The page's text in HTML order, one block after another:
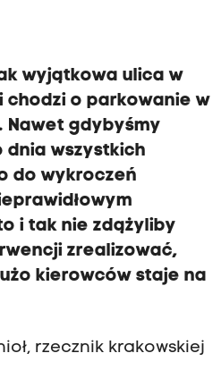
wyjątkowa ulica w
chodzi o parkowanie w
Nawet gdybyśmy
dnia wszystkich
do wykroczeń
i tak nie zdążyliby
zrealizować,
kierowców staje na
rzecznik krakowskiej